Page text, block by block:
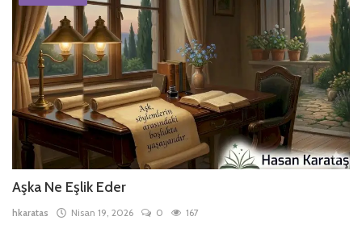
Aşka Ne Eşlik Eder
hkaratas Nisan 19, 2026 0 167